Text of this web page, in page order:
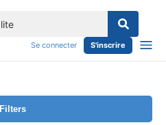
Se connecter S'inscrire
Filters